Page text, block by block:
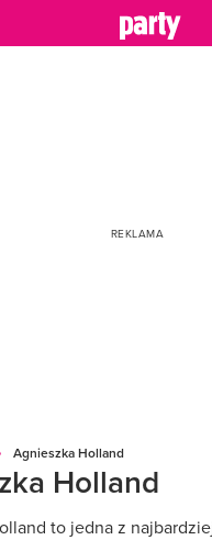
Agnieszka Holland
Holland
to jedna z